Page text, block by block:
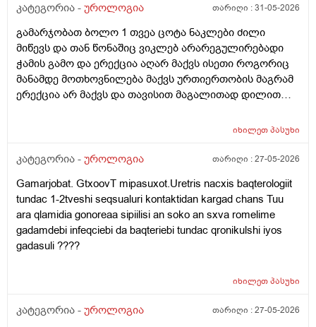
კატეგორია - უროლოგია თარიღი :31-05-2026
გამარჯობათ ბოლო 1 თვეა ცოტა ნაკლები ძილი
მიწევს და თან წონაშიც ვიკლებ არარეგულირებადი
ჭამის გამო და ერექცია აღარ მაქვს ისეთი როგორიც
მანამდე მოთხოვნილება მაქვს ურთიერთობის მაგრამ
ერექცია არ მაქვს და თავისით მაგალითად დილით
იხილეთპასუხი
კატეგორია - უროლოგია თარიღი :27-05-2026
Gamarjobat. GtxoovT mipasuxot.Uretris nacxis baqterologiit
tundac 1-2tveshi seqsualuri kontaktidan kargad chans Tuu
ara qlamidia gonoreaa sipiilisi an soko an sxva romelime
gadamdebi infeqciebi da baqteriebi tundac qronikulshi iyos
gadasuli ????
იხილეთპასუხი
კატეგორია - უროლოგია თარიღი :27-05-2026